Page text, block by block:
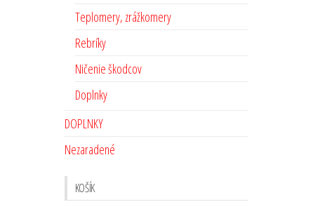
Teplomery, zrážkomery
Rebríky
Ničenie škodcov
Doplnky
DOPLNKY
Nezaradené
KOŠÍK